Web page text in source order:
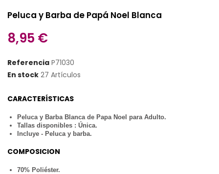
Peluca y Barba de Papá Noel Blanca
8,95 €
Referencia P71030
En stock 27 Artículos
CARACTERÍSTICAS
Peluca y Barba Blanca de Papa Noel para Adulto.
Tallas disponibles : Única.
Incluye - Peluca y barba.
COMPOSICION
70% Poliéster.